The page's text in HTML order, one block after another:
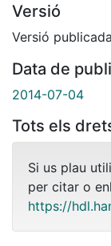
Versió
Versió publicada
Data de
2014-07-04
Tots els
Si us plau
per citar o
https://